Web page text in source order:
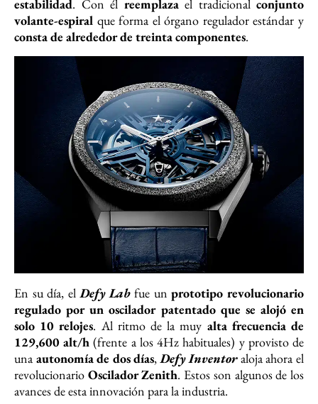
estabilidad. Con él reemplazael tradicional conjunto
volante-espiral que forma el órgano regulador estándar y
consta de alrededor de treinta componentes.
En su día, elDefy Labfue unprototipo revolucionario
regulado por un oscilador patentado que se alojó en
solo 10 relojes. Al ritmo de la muy alta frecuencia de
129,600 alt/h (frente a los 4Hz habituales) y provisto de
una autonomía de dos días,Defy Inventoraloja ahora el
revolucionario Oscilador Zenith. Estos son algunos de los
avances de esta innovación para la industria.